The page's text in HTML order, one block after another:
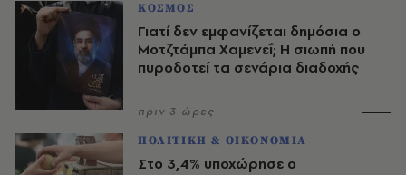
ΚΟΣΜΟΣ
Γιατί δεν εμφανίζεται δημόσια ο
Μοτζτάμπα Χαμενεΐ; Η σιωπή που
πυροδοτεί τα σενάρια διαδοχής
πριν 3 ώρες
ΠΟΛΙΤΙΚΗ & ΟΙΚΟΝΟΜΙΑ
Στο 3,4% υποχώρησε ο